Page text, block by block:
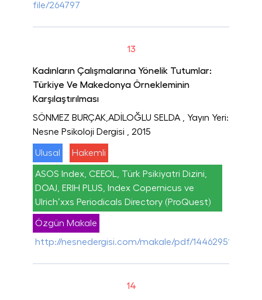
file/264797
13
Kadınların Çalışmalarına Yönelik Tutumlar:
Türkiye Ve Makedonya Örnekleminin
Karşılaştırılması
SÖNMEZ BURÇAK,ADİLOĞLU SELDA
, Yayın Yeri:
Nesne Psikoloji Dergisi
, 2015
Ulusal Hakemli
ASOS Index, CEEOL, Türk Psikiyatri Dizini,
DOAJ, ERIH PLUS, Index Copernicus ve
Ulrich’xxs Periodicals Directory (ProQuest)
Özgün Makale
http://nesnedergisi.com/makale/pdf/1446295142.pdf
14